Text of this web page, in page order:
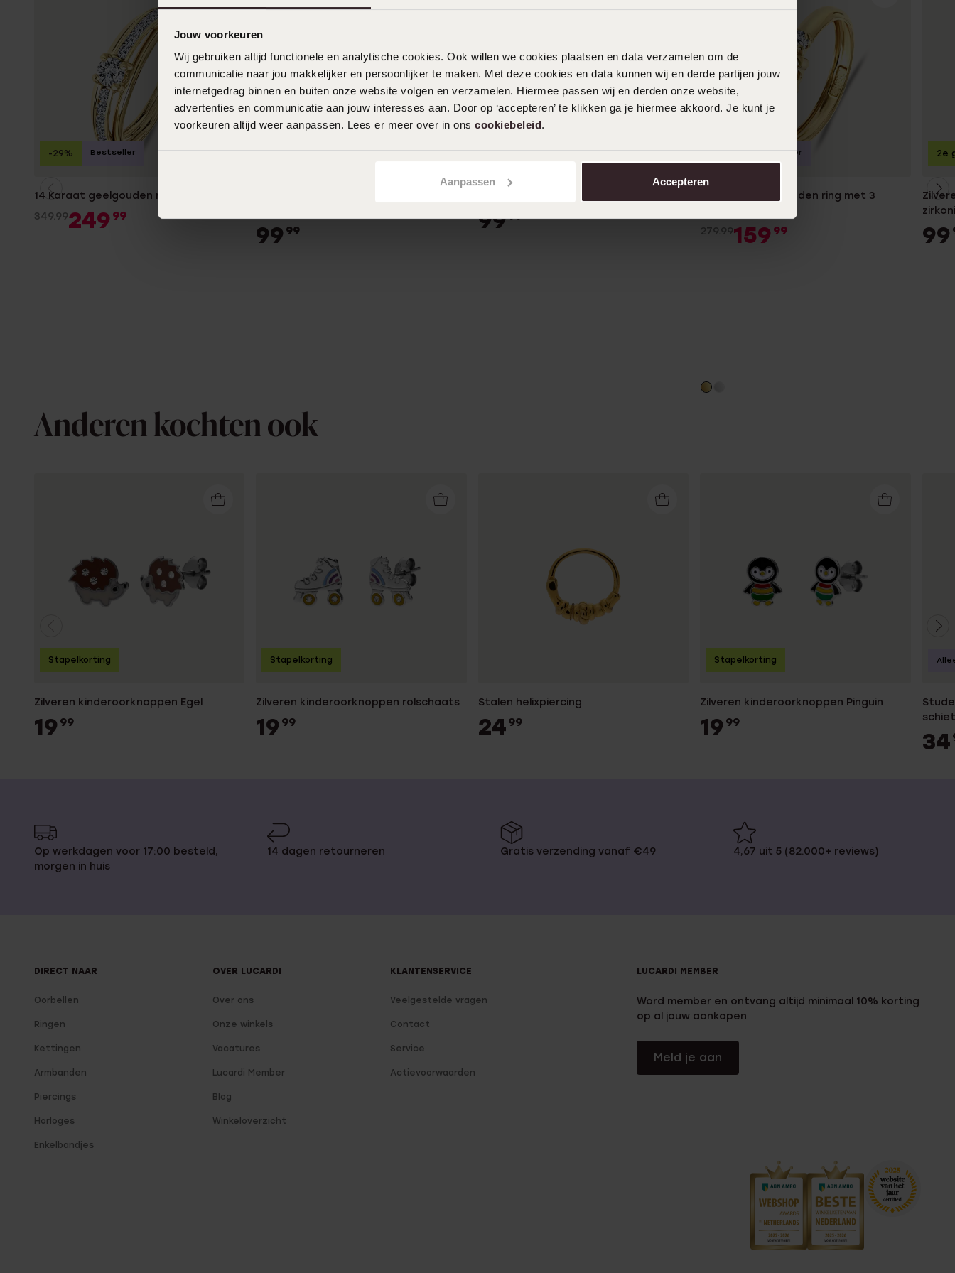
Jouw voorkeuren
Wij gebruiken altijd functionele en analytische cookies. Ook willen we cookies plaatsen en data verzamelen om de
communicatie naar jou makkelijker en persoonlijker te maken. Met deze cookies en data kunnen wij en derde partijen jouw
internetgedrag binnen en buiten onze website volgen en verzamelen. Hiermee passen wij en derden onze website,
advertenties en communicatie aan jouw interesses aan. Door op ‘accepteren’ te klikken ga je hiermee akkoord. Je kunt je
voorkeuren altijd weer aanpassen. Lees er meer over in ons cookiebeleid.
Aanpassen
Accepteren
14 Karaat geelgouden ring met zirkonia
349.99249 99
-29% Bestseller
99 99
2e gratis
9999
2e gratis
14 Karaat geelgouden ring met 3
279.99159 99
-43% Bestseller
99
2e
Anderen kochten ook
Zilveren kinderoorknoppen Egel
19 99
Stapelkorting
Zilveren kinderoorknoppen rolschaats
19 99
Stapelkorting
Stalen helixpiercing
24 99
Zilveren kinderoorknoppen Pinguin
19 99
Stapelkorting
Studex 9 karaat
34
Op werkdagen voor 17:00 besteld,
morgen in huis
14 dagen retourneren Gratis verzending vanaf €49 4,67 uit 5 (82.000+ reviews)
DIRECT NAAR
Oorbellen
Ringen
Kettingen
Armbanden
Piercings
Horloges
Enkelbandjes
OVER LUCARDI
Over ons
Onze winkels
Vacatures
Lucardi Member
Blog
Winkeloverzicht
KLANTENSERVICE
Veelgestelde vragen
Contact
Service
Actievoorwaarden
LUCARDI MEMBER
Word member en ontvang altijd minimaal 10% korting
op al jouw aankopen
Meld je aan